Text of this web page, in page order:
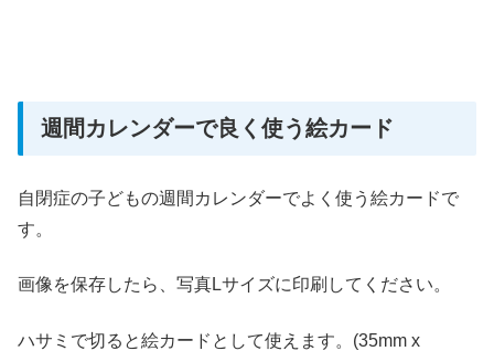
週間カレンダーで良く使う絵カード
自閉症の子どもの週間カレンダーでよく使う絵カードで
す。
画像を保存したら、写真Lサイズに印刷してください。
ハサミで切ると絵カードとして使えます。(35mm x